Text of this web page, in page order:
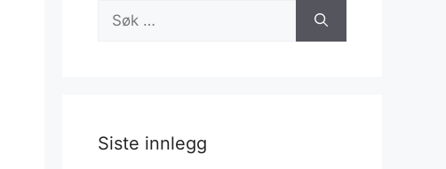
Søk
etter:
Siste innlegg